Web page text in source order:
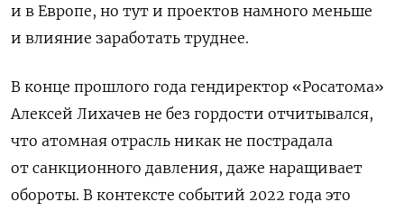
и в Европе, но тут и проектов намного меньше
и влияние заработать труднее.
В конце прошлого года гендиректор «Росатома»
Алексей Лихачев не без гордости отчитывался,
что атомная отрасль никак не пострадала
от санкционного давления, даже наращивает
обороты. В контексте событий 2022 года это